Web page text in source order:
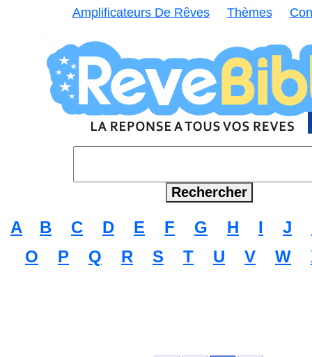
Amplificateurs De Rêves Thèmes
A B C D E F G H I J
O
P Q R S T U V W